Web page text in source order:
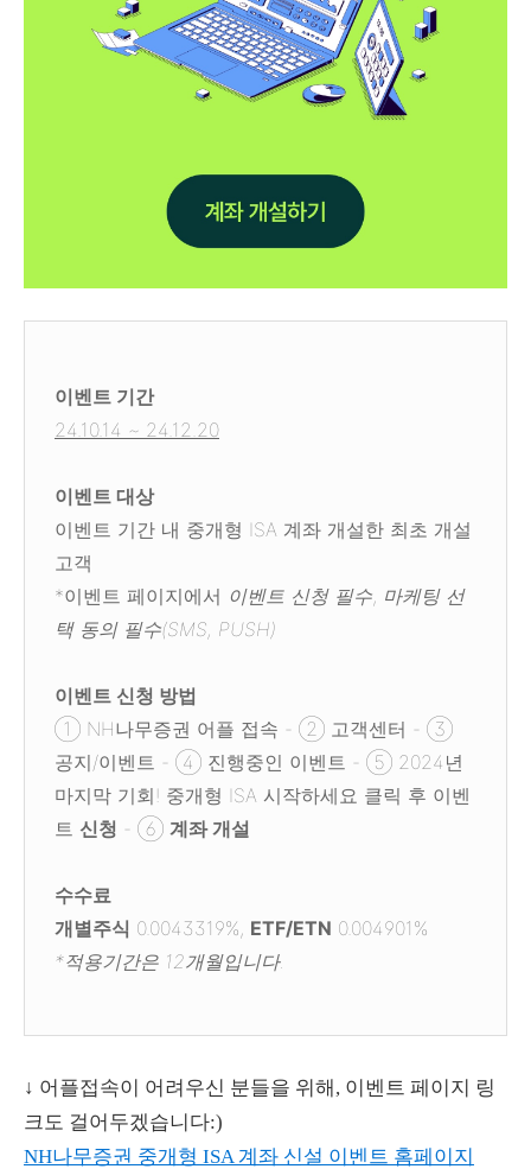
이벤트 기간
24.10.14 ~ 24.12.20
이벤트 대상
이벤트 기간 내 중개형 ISA 계좌 개설한 최초 개설
고객
*이벤트 페이지에서 이벤트 신청 필수, 마케팅 선
택 동의 필수(SMS, PUSH)
이벤트 신청 방법
① NH나무증권 어플 접속 - ② 고객센터 - ③
공지/이벤트 - ④ 진행중인 이벤트 - ⑤ 2024년
마지막 기회! 중개형 ISA 시작하세요 클릭 후 이벤
트 신청 - ⑥ 계좌 개설
수수료
개별주식 0.0043319%, ETF/ETN 0.004901%
*적용기간은 12개월입니다.
↓ 어플접속이 어려우신 분들을 위해, 이벤트 페이지 링
크도 걸어두겠습니다:)
NH나무증권 중개형 ISA 계좌 신설 이벤트 홈페이지